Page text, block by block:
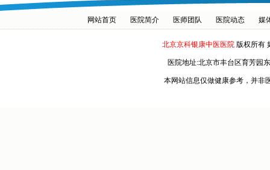
网站首页 医院简介 医师团队 医院动态 媒
北京京科银康中医医院 版权所有
医院地址:北京市丰台区育芳园
本网站信息仅做健康参考，并非